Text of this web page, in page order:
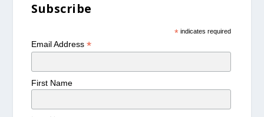
Subscribe
*indicates required
Email Address*
First Name